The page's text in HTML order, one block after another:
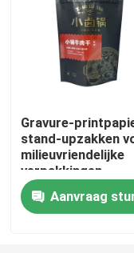
Uitloop
Zakjes met platte
Zak in Doos
Gravure-
stand-upzakken
milieuvriendelijke
verpakkingen
Aanvraag